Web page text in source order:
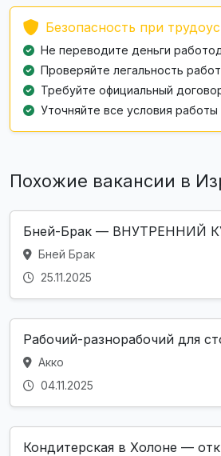
Безопасность при
Не переводите деньги
Проверяйте легальность
Требуйте официальный
Уточняйте все условия работы
Похожие вакансии в
Бней-Брак — ВНУТРЕННИЙ
Бней Брак
25.11.2025
Рабочий-разнорабочий для
Акко
04.11.2025
Кондитерская в Холоне —